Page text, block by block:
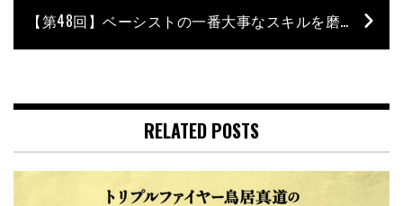
【第48回】ベーシストの一番大事なスキルを磨け！／石村順の低音よろず相談所 〜Jun’s Bass Clinic〜
RELATED POSTS